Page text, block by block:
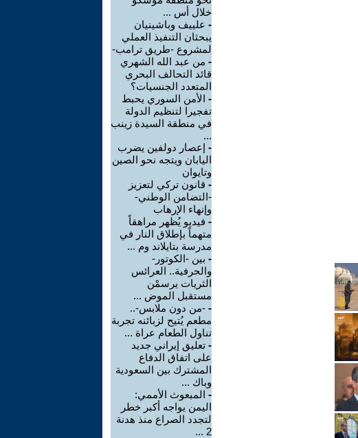
خلال أس ...
- علييف وباشينيان
يبحثان التنفيذ العملي
لمشروع -طريق ترامب-
- من عبد الله الشهري
قائد التحالف البحري
المتعدد الجنسيات؟
- الأمن السوري يحبط
تفجيرا لتنظيم الدولة
في منطقة السيدة زينب
...
- إعصار دولفين يضرب
اليابان ويتجه نحو الصين
وتايوان
- قانون تركي لتعزيز
-التضامن الوطني-
وإنهاء الإرهاب
- فيديو يُظهر مراهقاً
متهماً بإطلاق النار في
مدرسة بتايلاند وم ...
- بين -الكوتور-
والحرفية.. العرائس
الثريات يرسمْن
مستقبل الموض ...
- -من دون ملابس-..
مطعم يُتيح لزبائنه تجربة
تناول الطعام عراة ...
- تعليق إيراني جديد
على اتفاق الدفاع
المشترك بين السعودية
وباك ...
- المبعوث الأممي:
اليمن يواجه أكبر خطر
لتجدد الصراع منذ هدنة
2 ...